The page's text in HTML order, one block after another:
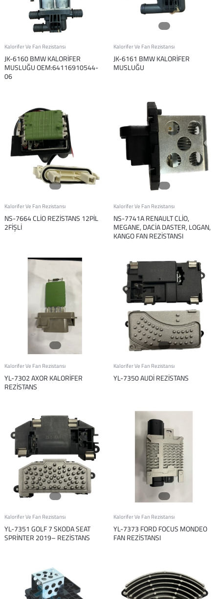
Kalorifer Ve Fan Rezistansı
JK-6160 BMW KALORİFER
MUSLUĞU OEM:64116910544-
06
Kalorifer Ve Fan Rezistansı
JK-6161 BMW KALORİFER
MUSLUĞU
Kalorifer Ve Fan Rezistansı
NS-7664 CLİO REZİSTANS 12PİL
2FİŞLİ
Kalorifer Ve Fan Rezistansı
NS-7741A RENAULT CLİO,
MEGANE, DACİA DASTER, LOGAN,
KANGO FAN REZİSTANSI
Kalorifer Ve Fan Rezistansı
YL-7302 AXOR KALORİFER
REZİSTANS
Kalorifer Ve Fan Rezistansı
YL-7350 AUDİ REZİSTANS
Kalorifer Ve Fan Rezistansı
YL-7351 GOLF 7 SKODA SEAT
SPRİNTER 2019– REZİSTANS
Kalorifer Ve Fan Rezistansı
YL-7373 FORD FOCUS MONDEO
FAN REZİSTANSI